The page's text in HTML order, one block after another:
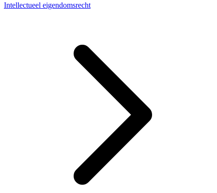
Intellectueel eigendomsrecht